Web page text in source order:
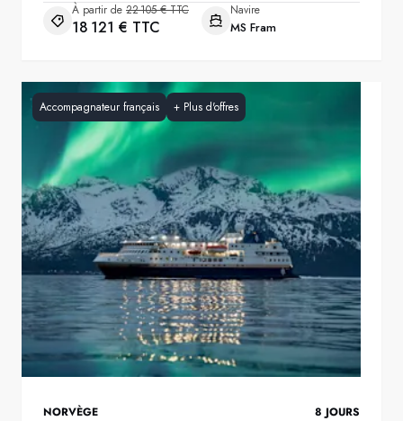
À partir de 22 105 € TTC
18 121 € TTC
Navire
MS Fram
Accompagnateur français + Plus d'offres
NORVÈGE 8 JOURS